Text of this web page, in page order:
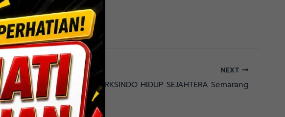
NEXT
PT. MARKSINDO HIDUP SEJAHTERA Semarang